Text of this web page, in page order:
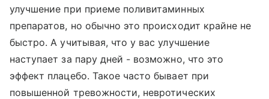
улучшение при приеме поливитаминных
препаратов, но обычно это происходит крайне не
быстро. А учитывая, что у вас улучшение
наступает за пару дней - возможно, что это
эффект плацебо. Такое часто бывает при
повышенной тревожности, невротических